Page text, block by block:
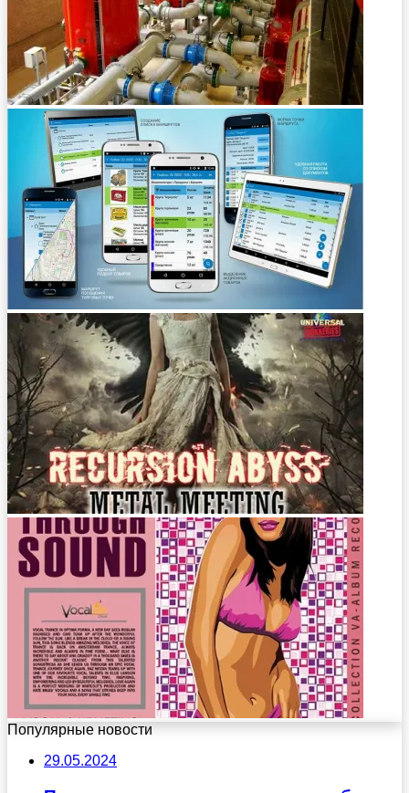
Популярные новости
29.05.2024